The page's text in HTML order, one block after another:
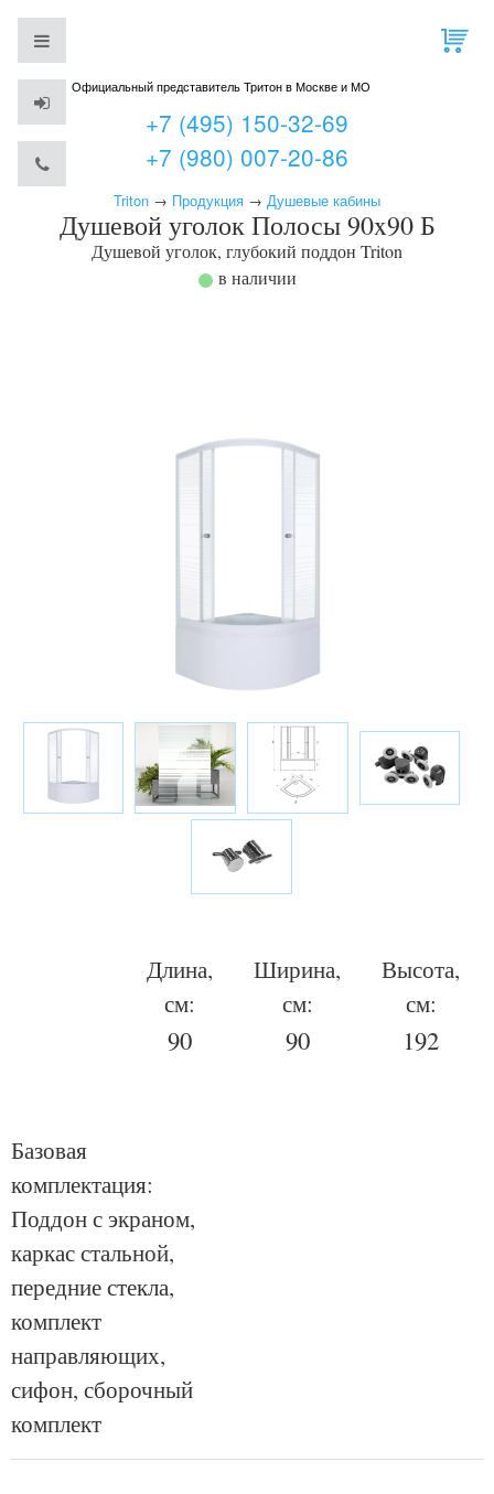
Официальный представитель Тритон в Москве и МО
+7 (495) 150-32-69
+7 (980) 007-20-86
Triton → Продукция → Душевые кабины
Душевой уголок Полосы 90x90 Б
Душевой уголок, глубокий поддон Triton
в наличии
Длина,
см:
90
Ширина,
см:
90
Высота,
см:
192
Базовая
комплектация:
Поддон с экраном,
каркас стальной,
передние стекла,
комплект
направляющих,
сифон, сборочный
комплект